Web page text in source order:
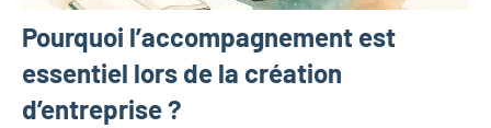
Pourquoi l’accompagnement est
essentiel lors de la création
d’entreprise ?